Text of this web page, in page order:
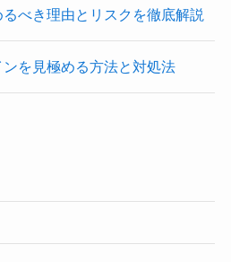
べき理由とリスクを徹底解説
を見極める方法と対処法